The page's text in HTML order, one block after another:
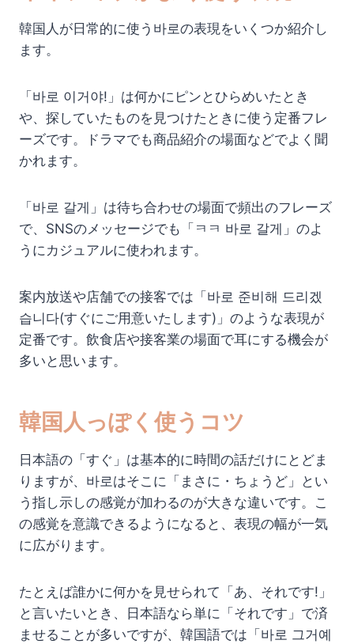
韓国人が日常的に使う바로の表現をいくつか紹介し
ます。
「바로 이거야!」は何かにピンとひらめいたとき
や、探していたものを見つけたときに使う定番フレ
ーズです。ドラマでも商品紹介の場面などでよく聞
かれます。
「바로 갈게」は待ち合わせの場面で頻出のフレーズ
で、SNSのメッセージでも「ㅋㅋ 바로 갈게」のよ
うにカジュアルに使われます。
案内放送や店舗での接客では「바로 준비해 드리겠
습니다(すぐにご用意いたします)」のような表現が
定番です。飲食店や接客業の場面で耳にする機会が
多いと思います。
韓国人っぽく使うコツ
日本語の「すぐ」は基本的に時間の話だけにとどま
りますが、바로はそこに「まさに・ちょうど」とい
う指し示しの感覚が加わるのが大きな違いです。こ
の感覚を意識できるようになると、表現の幅が一気
に広がります。
たとえば誰かに何かを見せられて「あ、それです!」
と言いたいとき、日本語なら単に「それです」で済
ませることが多いですが、韓国語では「바로 그거예